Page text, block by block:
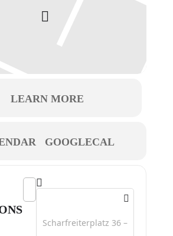
LEARN MORE
GOOGLECAL
Address - Straße. Oase []
Destination Address - Straße.